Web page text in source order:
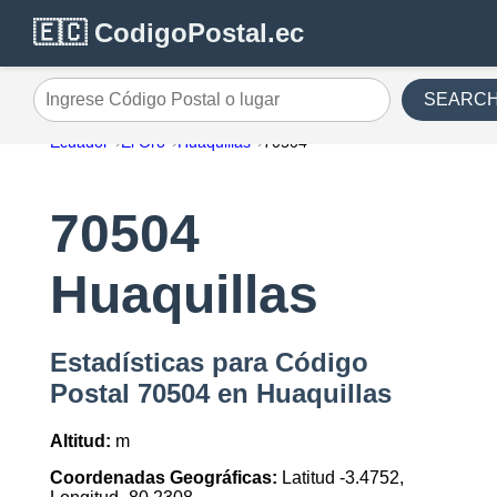
🇪🇨 CodigoPostal.ec
Ingrese Código Postal o lugar
Ecuador El Oro Huaquillas 70504
70504
Huaquillas
Estadísticas para Código
Postal 70504 en Huaquillas
Altitud: m
Coordenadas Geográficas: Latitud -3.4752,